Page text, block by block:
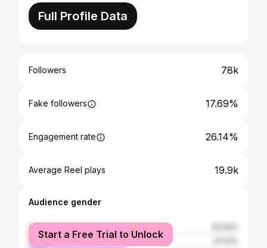
Full Profile Data
Followers 78k
Fake followers 17.69%
Engagement rate 26.14%
Average Reel plays 19.9k
Audience gender
female
male
Start a Free Trial to Unlock